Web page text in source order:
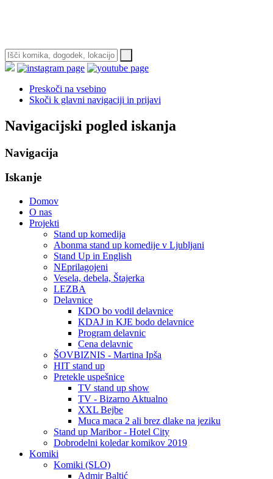
Preskoči na vsebino
Skoči k glavni navigaciji in prijavi
Navigacijski pogled iskanja
Navigacija
Iskanje
Domov
O nas
Projekti
Stand up komedija
Abonma stand up komedije v Ljubljani
Stand Up in English
NEprilagojeni
Vesela, debela, Štajerka
LEZBA
Delavnice
KDO bo vodil delavnice
KDAJ in KJE bodo delavnice
Program delavnic
Cena delavnic
ŠOVBIZNIS - Martina Ipša
HIT stand up
Pretekle uspešnice
TV stand up show
TV - Bizarno Aktualno
XXL Bejbe
Muca maca 2 ali brez dlake na jeziku
Stand up Maribor - Hotel City
Dobrodelni koledar komikov 2019
Komiki
Komiki (SLO)
Admir Baltić